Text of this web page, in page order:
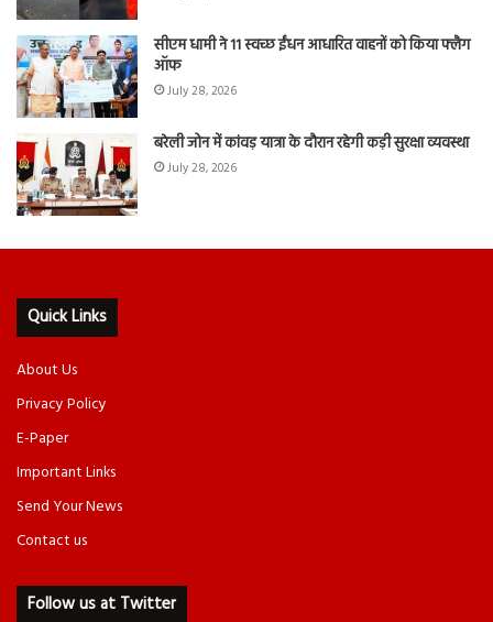
सीएम धामी ने 11 स्वच्छ ईंधन आधारित वाहनों को किया फ्लैग
ऑफ
July 28, 2026
बरेली जोन में कांवड़ यात्रा के दौरान रहेगी कड़ी सुरक्षा व्यवस्था
July 28, 2026
Quick Links
About Us
Privacy Policy
E-Paper
Important Links
Send Your News
Contact us
Follow us at Twitter